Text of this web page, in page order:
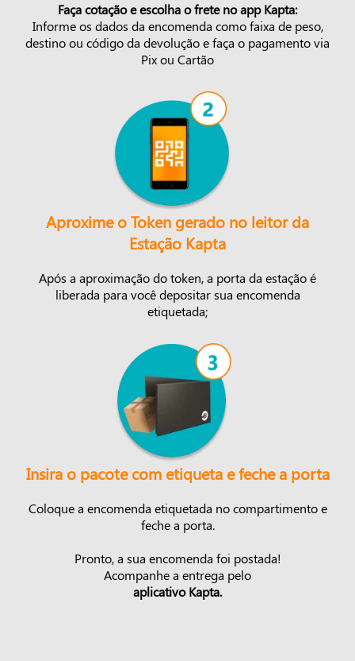
Faça cotação e escolha o frete no app Kapta:
Informe os dados da encomenda como faixa de peso,
destino ou código da devolução e faça o pagamento via
Pix ou Cartão
Aproxime o Token gerado no leitor da
Estação Kapta
Após a aproximação do token, a porta da estação é
liberada para você depositar sua encomenda
etiquetada;
Insira o pacote com etiqueta e feche a porta
Coloque a encomenda etiquetada no compartimento e
feche a porta.
Pronto, a sua encomenda foi postada!
Acompanhe a entrega pelo
aplicativo Kapta.